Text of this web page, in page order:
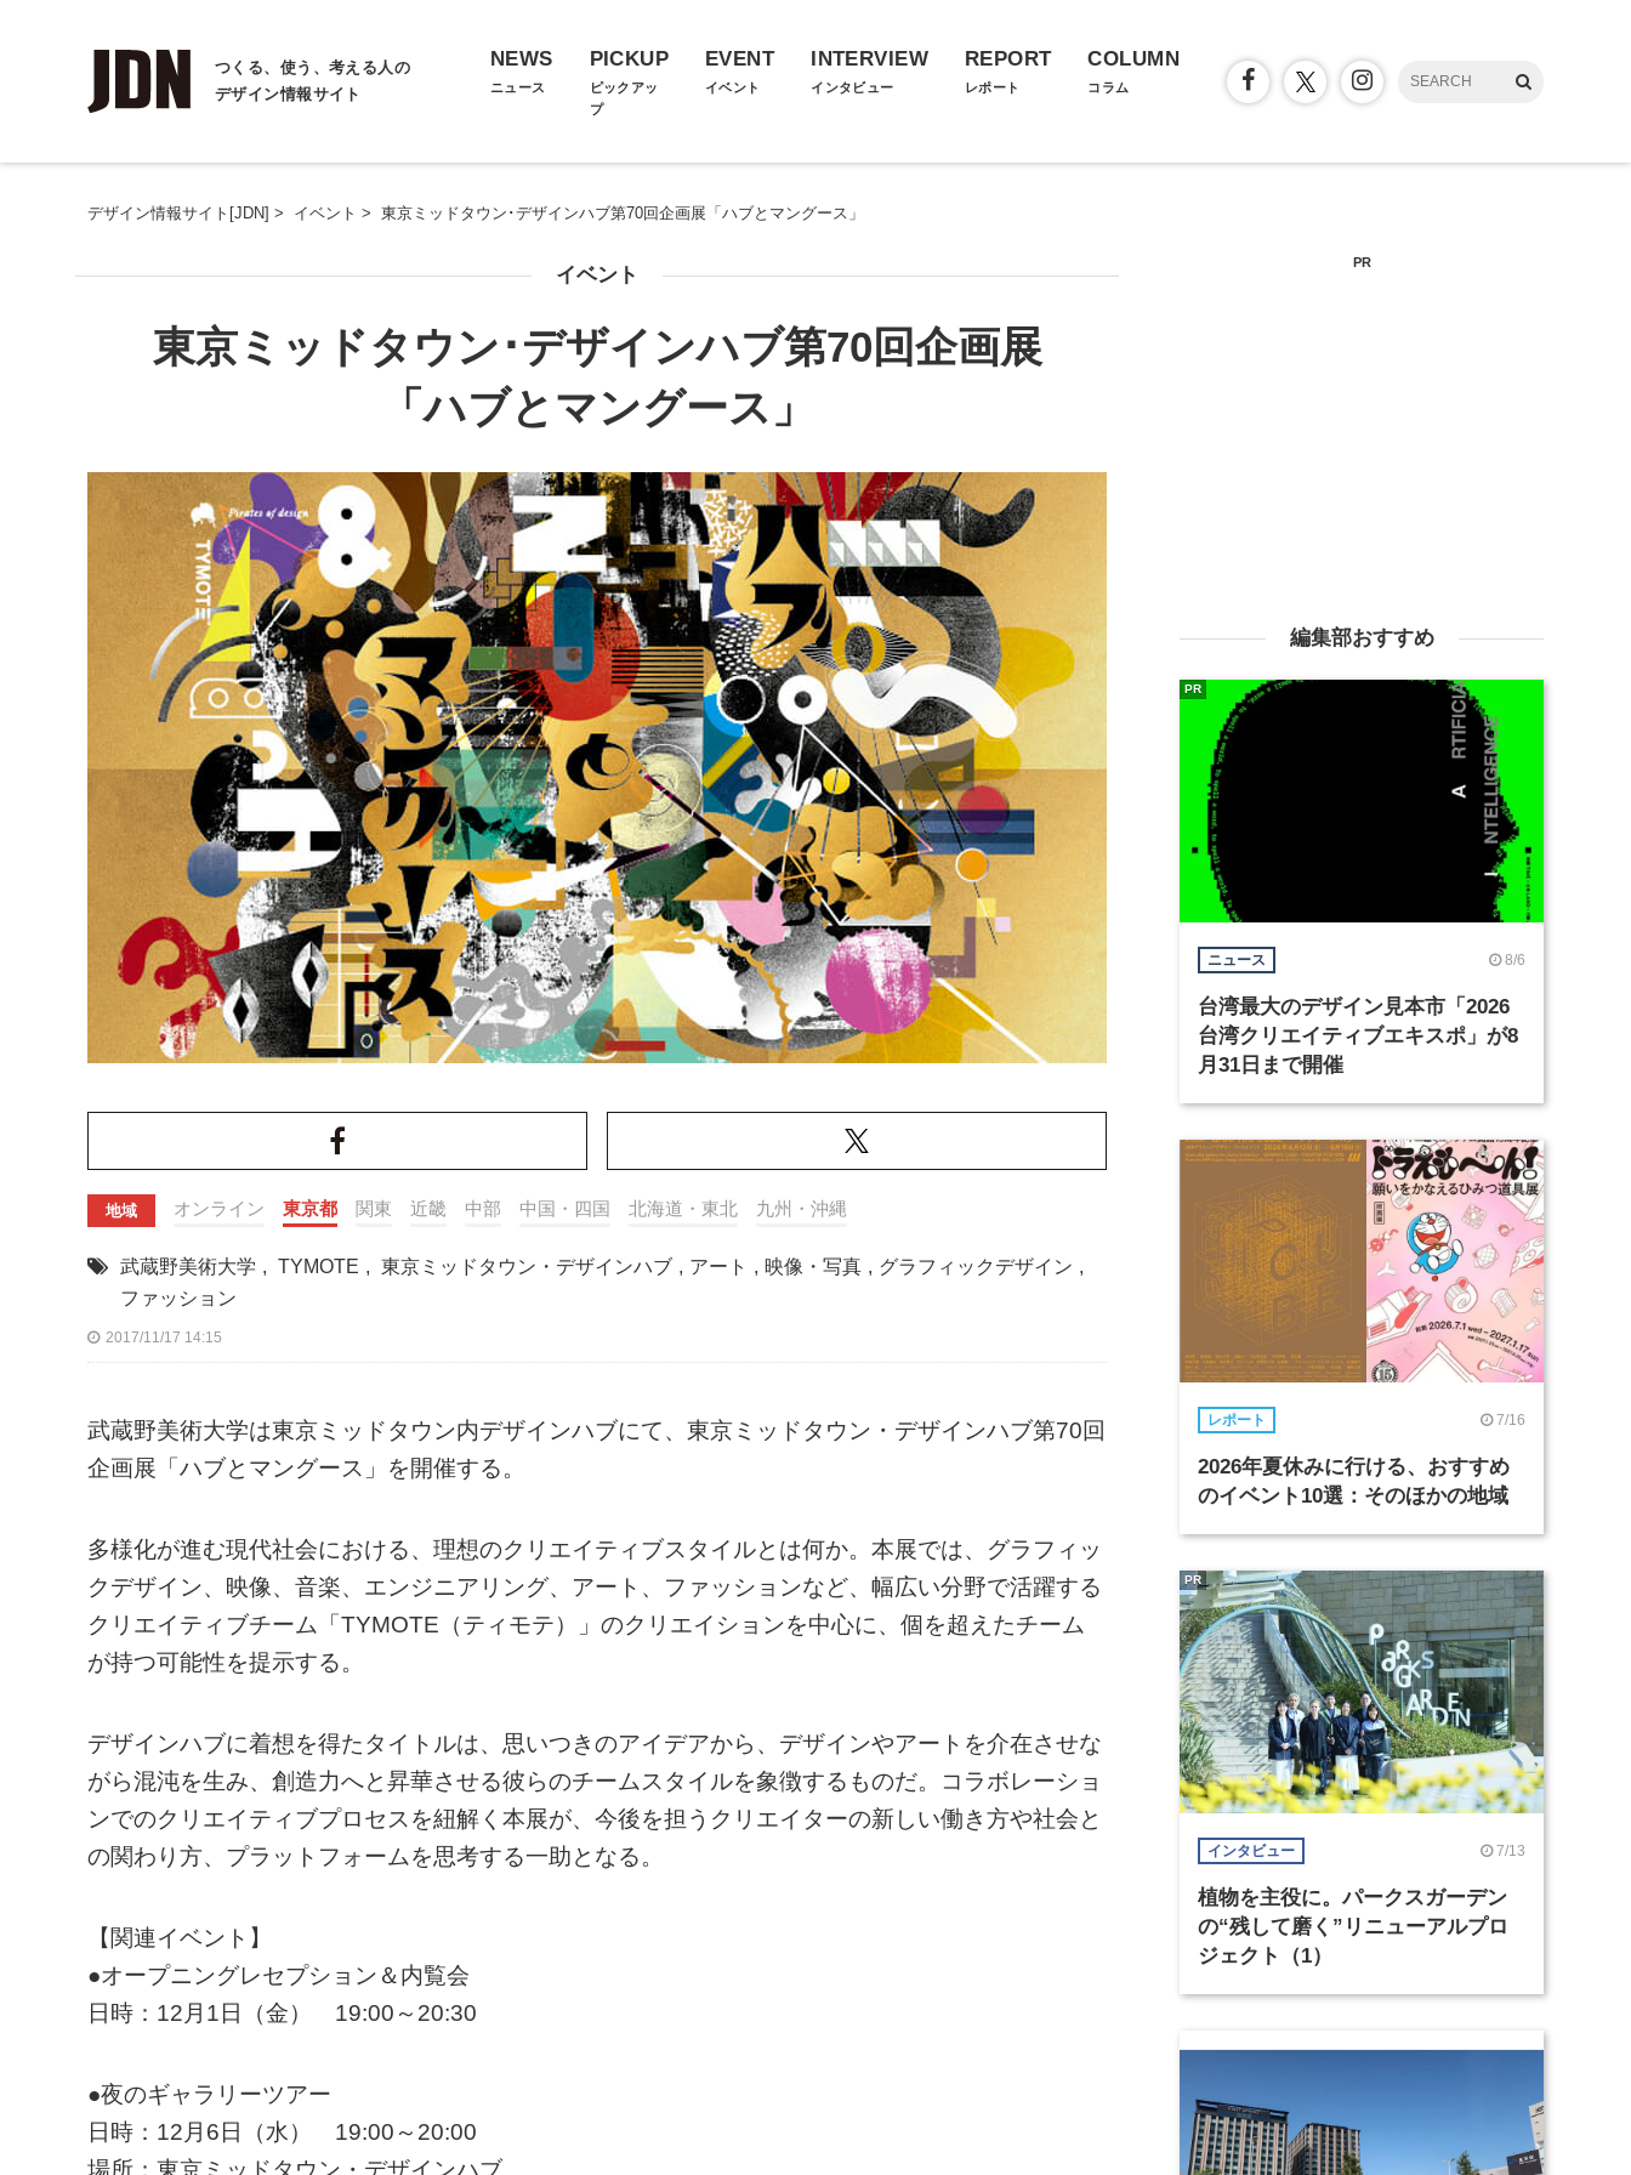
つくる、使う、考える人の
デザイン情報サイト
NEWS
ニュース
PICKUP
ピックアッ
プ
EVENT
イベント
INTERVIEW
インタビュー
REPORT
レポート
COLUMN
コラム
デザイン情報サイト[JDN] > イベント > 東京ミッドタウン･デザインハブ第70回企画展「ハブとマングース」
イベント
東京ミッドタウン･デザインハブ第70回企画展
「ハブとマングース」
地域 オンライン 東京都 関東 近畿 中部 中国・四国 北海道・東北 九州・沖縄
武蔵野美術大学 , TYMOTE , 東京ミッドタウン・デザインハブ , アート , 映像・写真 , グラフィックデザイン ,
ファッション
2017/11/17 14:15
武蔵野美術大学は東京ミッドタウン内デザインハブにて、東京ミッドタウン・デザインハブ第70回
企画展「ハブとマングース」を開催する。
多様化が進む現代社会における、理想のクリエイティブスタイルとは何か。本展では、グラフィッ
クデザイン、映像、音楽、エンジニアリング、アート、ファッションなど、幅広い分野で活躍する
クリエイティブチーム「TYMOTE（ティモテ）」のクリエイションを中心に、個を超えたチーム
が持つ可能性を提示する。
デザインハブに着想を得たタイトルは、思いつきのアイデアから、デザインやアートを介在させな
がら混沌を生み、創造力へと昇華させる彼らのチームスタイルを象徴するものだ。コラボレーショ
ンでのクリエイティブプロセスを紐解く本展が、今後を担うクリエイターの新しい働き方や社会と
の関わり方、プラットフォームを思考する一助となる。
【関連イベント】
●オープニングレセプション＆内覧会
日時：12月1日（金） 19:00～20:30
●夜のギャラリーツアー
日時：12月6日（水） 19:00～20:00
場所：東京ミッドタウン・デザインハブ
PR
編集部おすすめ
ニュース 8/6
台湾最大のデザイン見本市「2026
台湾クリエイティブエキスポ」が8
月31日まで開催
PR
レポート 7/16
2026年夏休みに行ける、おすすめ
のイベント10選：そのほかの地域
インタビュー 7/13
植物を主役に。パークスガーデン
の“残して磨く”リニューアルプロ
ジェクト（1）
PR